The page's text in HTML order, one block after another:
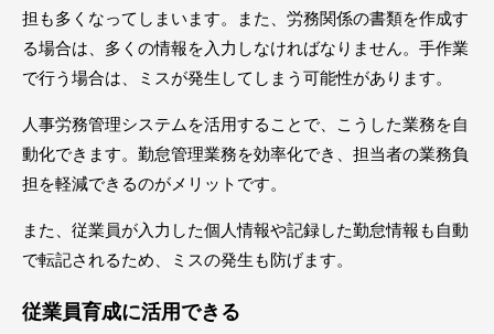
担も多くなってしまいます。また、労務関係の書類を作成す
る場合は、多くの情報を入力しなければなりません。手作業
で行う場合は、ミスが発生してしまう可能性があります。
人事労務管理システムを活用することで、こうした業務を自
動化できます。勤怠管理業務を効率化でき、担当者の業務負
担を軽減できるのがメリットです。
また、従業員が入力した個人情報や記録した勤怠情報も自動
で転記されるため、ミスの発生も防げます。
従業員育成に活用できる